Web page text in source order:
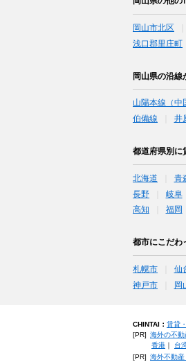
岡山市北区
浅口郡里庄町
岡山県の沿線
山陽本線（中
伯備線
井
都道府県別に
北海道 青
長野
岐阜
高知
福岡
都市にこだわ
札幌市 仙
神戸市
岡
CHINTAI： 賃貸
[PR] 海外の不動
香港｜ 台
[PR] 海外不動産